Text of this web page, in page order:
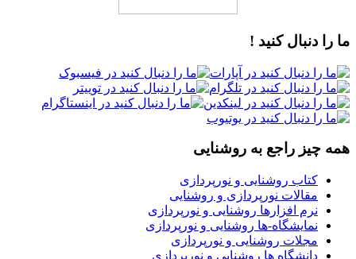
ما را دنبال کنید !
همه چیز راجع به روشنایی
کتاب روشنایی و نورپردازی
مقالات نورپردازی و روشنایی
نرم افزارها روشنایی و نورپردازی
نمایشگاه-ها روشنایی و نورپردازی
مجلات روشنایی و نورپردازی
دانشگاه ها روشنایی و نورپردازی